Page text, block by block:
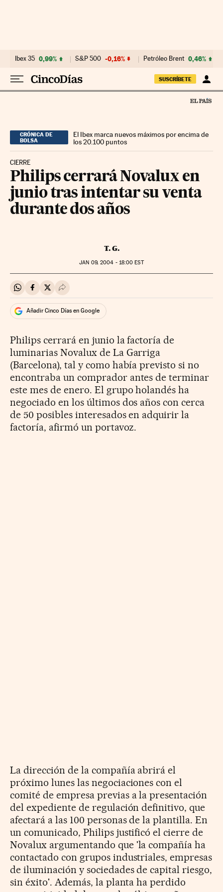
Ibex 35 0,99% S&P 500 -0,16% Petróleo Brent 0,46%
SUSCRÍBETE
CRÓNICA DE
BOLSA
El Ibex marca nuevos máximos por encima de
los 20.100 puntos
CIERRE
Philips cerrará Novalux en
junio tras intentar su venta
durante dos años
T. G.
JAN 09, 2004 - 18:00 EST
Compartir en Whatsapp
Compartir en Facebook
Compartir en Twitter
Desplegar Redes Sociales
Añadir Cinco Días en Google
Philips cerrará en junio la factoría de
luminarias Novalux de La Garriga
(Barcelona), tal y como había previsto si no
encontraba un comprador antes de terminar
este mes de enero. El grupo holandés ha
negociado en los últimos dos años con cerca
de 50 posibles interesados en adquirir la
factoría, afirmó un portavoz.
La dirección de la compañía abrirá el
próximo lunes las negociaciones con el
comité de empresa previas a la presentación
del expediente de regulación definitivo, que
afectará a las 100 personas de la plantilla. En
un comunicado, Philips justificó el cierre de
Novalux argumentando que 'la compañía ha
contactado con grupos industriales, empresas
de iluminación y sociedades de capital riesgo,
sin éxito'. Además, la planta ha perdido